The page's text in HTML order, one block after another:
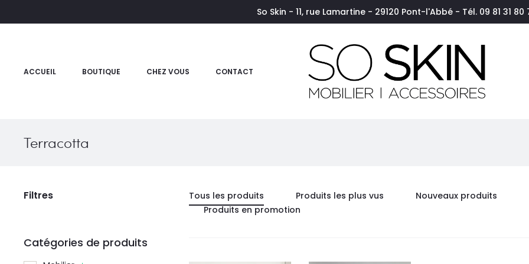
So Skin - 11, rue Lamartine - 29120 Pont-l'Abbé - Tél. 09 81 31 80
ACCUEIL BOUTIQUE CHEZ VOUS CONTACT
Terracotta
Tous les produits Produits les plus vus
Nouveaux produits
Produits en promotion
Filtres
Catégories de produits